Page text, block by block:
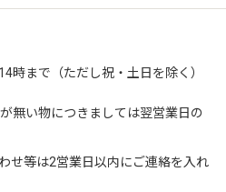
時まで（ただし祝・土日を除く）
無い物につきましては翌営業日の
せ等は2営業日以内にご連絡を入れ